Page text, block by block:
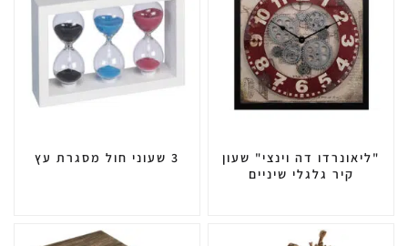
"ליאונרדו דה וינצי" שעון
קיר גלגלי שיניים
3 שעוני חול מסגרת עץ